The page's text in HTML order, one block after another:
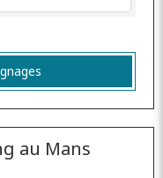
au Mans